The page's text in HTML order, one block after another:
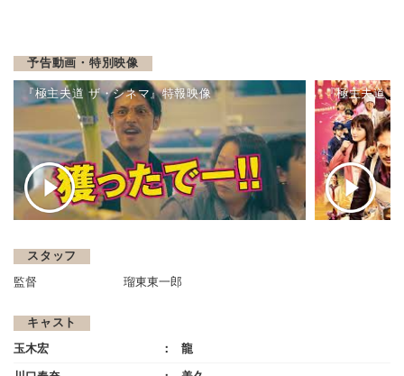
予告動画・特別映像
『極主夫道 ザ・シネマ』特報映像 『極主夫道
スタッフ
監督 瑠東東一郎
キャスト
玉木宏 龍